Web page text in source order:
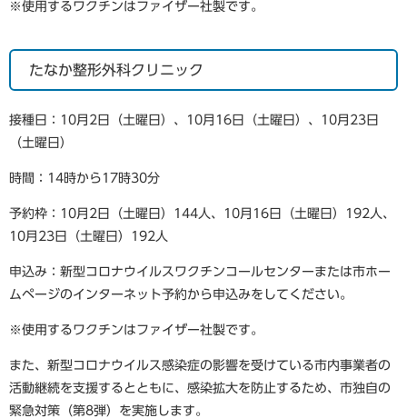
※使用するワクチンはファイザー社製です。
たなか整形外科クリニック
接種日：10月2日（土曜日）、10月16日（土曜日）、10月23日
（土曜日）
時間：14時から17時30分
予約枠：10月2日（土曜日）144人、10月16日（土曜日）192人、
10月23日（土曜日）192人
申込み：新型コロナウイルスワクチンコールセンターまたは市ホー
ムページのインターネット予約から申込みをしてください。
※使用するワクチンはファイザー社製です。
また、新型コロナウイルス感染症の影響を受けている市内事業者の
活動継続を支援するとともに、感染拡大を防止するため、市独自の
緊急対策（第8弾）を実施します。